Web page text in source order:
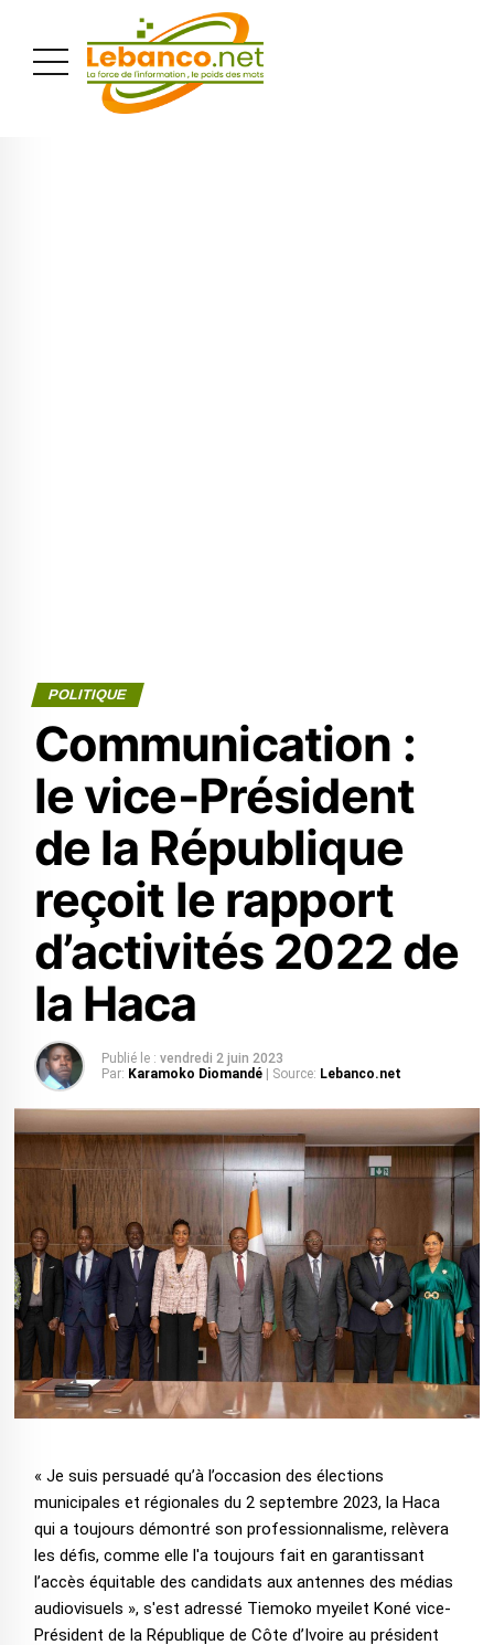
POLITIQUE
Communication :
le vice-Président
de la République
reçoit le rapport
d’activités 2022 de
la Haca
Publié le : vendredi 2 juin 2023
Par: Karamoko Diomandé | Source: Lebanco.net
« Je suis persuadé qu’à l’occasion des élections
municipales et régionales du 2 septembre 2023, la Haca
qui a toujours démontré son professionnalisme, relèvera
les défis, comme elle l'a toujours fait en garantissant
l’accès équitable des candidats aux antennes des médias
audiovisuels », s'est adressé Tiemoko myeilet Koné vice-
Président de la République de Côte d’Ivoire au président